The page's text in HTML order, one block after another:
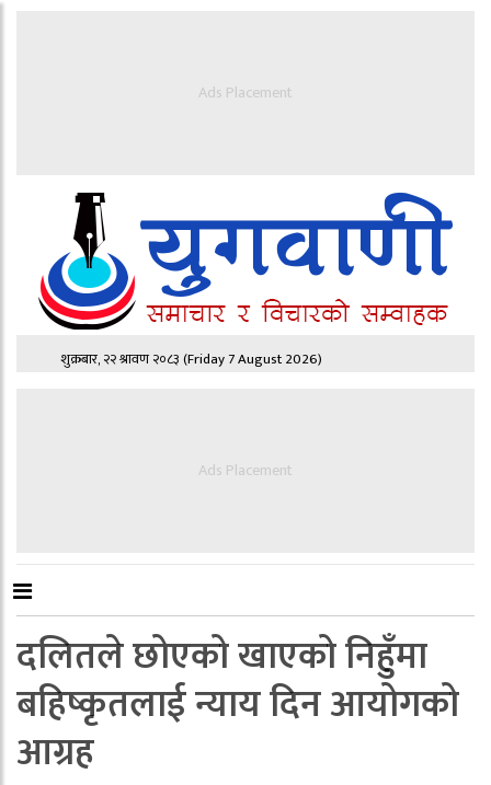
Ads Placement
शुक्रबार, २२ श्रावण २०८३(Friday 7 August 2026)
Ads Placement
दलितले छोएको खाएको निहुँमा
बहिष्कृतलाई न्याय दिन आयोगको
आग्रह